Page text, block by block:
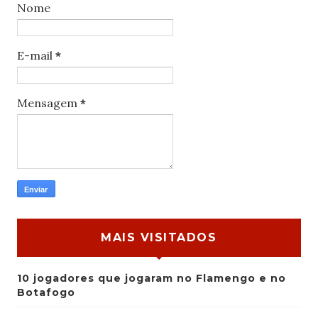
Nome
E-mail *
Mensagem *
MAIS VISITADOS
10 jogadores que jogaram no Flamengo e no
Botafogo